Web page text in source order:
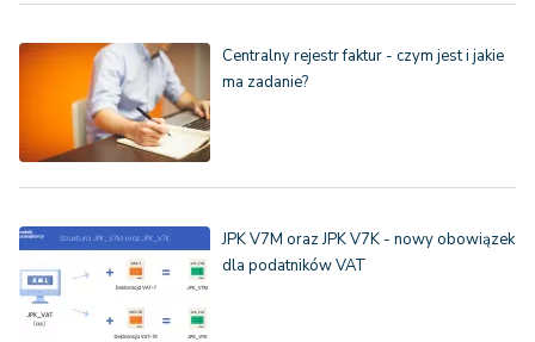
Centralny rejestr faktur - czym jest i jakie
ma zadanie?
JPK V7M oraz JPK V7K - nowy obowiązek
dla podatników VAT